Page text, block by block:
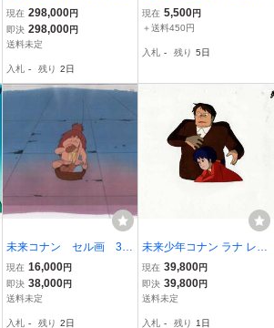
動画 宮崎駿 大塚康生 本
橋浩一 日本アニメーショ
ン セル画 アニメ【A74
現在 298,000円
即決 298,000円
送料未定
入札 - 残り 2日
日本アニメペイントセル
① あなたにも美しくぬれ
当時モノ 超希少 A1285
現在 5,500円
＋送料450円
入札 - 残り 5日
未来コナン セル画 3
♯ 原画 動画 レイア
ウト イラスト 設定資
料 アンティーク
現在 16,000円
即決 38,000円
送料未定
入札 - 残り 2日
未来少年コナン ラナ レプ
カ セル画 宮崎駿 大塚康
生 本橋浩一 日本アニメー
ション アニメ【A723】
現在 39,800円
即決 39,800円
送料未定
入札 - 残り 1日